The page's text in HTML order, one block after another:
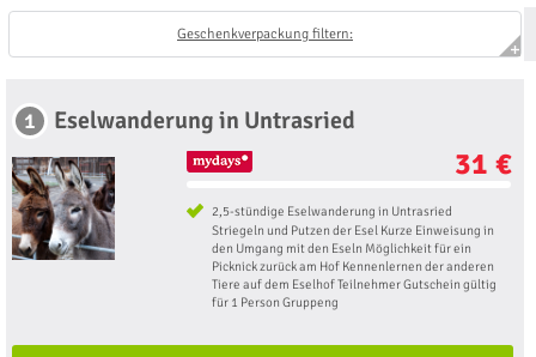
Geschenkverpackung filtern:
1 Eselwanderung in Untrasried
31 €
2,5-stündige Eselwanderung in Untrasried
Striegeln und Putzen der Esel Kurze Einweisung in
den Umgang mit den Eseln Möglichkeit für ein
Picknick zurück am Hof Kennenlernen der anderen
Tiere auf dem Eselhof Teilnehmer Gutschein gültig
für 1 Person Gruppeng